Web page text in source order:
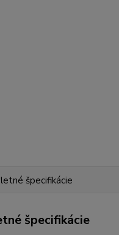
špecifikácie
špecifikácie